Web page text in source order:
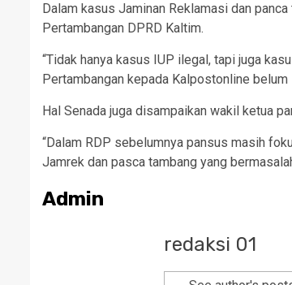
Dalam kasus Jaminan Reklamasi dan
Pertambangan DPRD Kaltim.
“Tidak hanya kasus IUP ilegal, tapi juga
Pertambangan kepada Kalpostonline belum
Hal Senada juga disampaikan wakil ketua
“Dalam RDP sebelumnya pansus masih
Jamrek dan pasca tambang yang
Admin
redaksi 01